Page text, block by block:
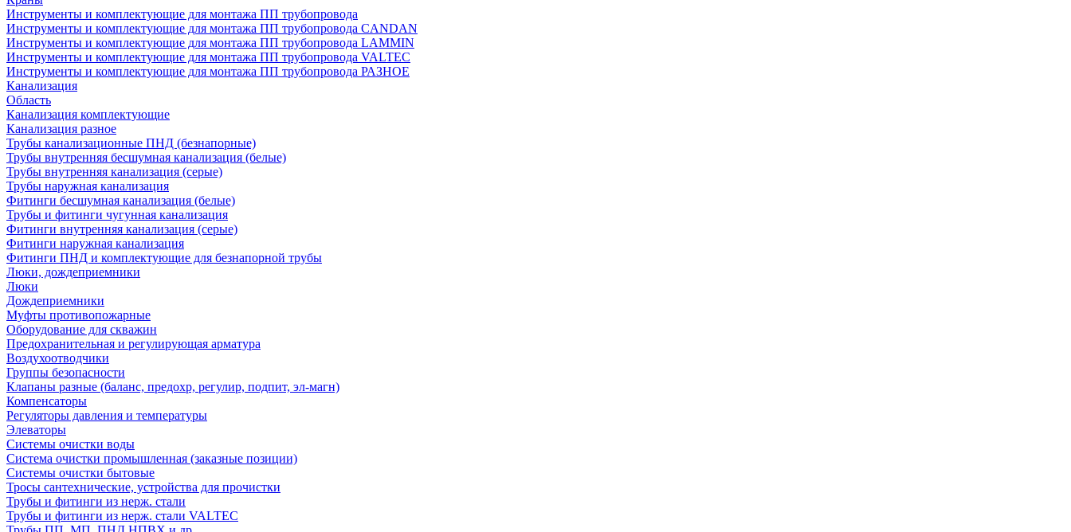
Инструменты и комплектующие для монтажа ПП трубопровода
Инструменты и комплектующие для монтажа ПП трубопровода CANDAN
Инструменты и комплектующие для монтажа ПП трубопровода LAMMIN
Инструменты и комплектующие для монтажа ПП трубопровода VALTEC
Инструменты и комплектующие для монтажа ПП трубопровода РАЗНОЕ
Канализация
Область
Канализация комплектующие
Канализация разное
Трубы канализационные ПНД (безнапорные)
Трубы внутренняя бесшумная канализация (белые)
Трубы внутренняя канализация (серые)
Трубы наружная канализация
Фитинги бесшумная канализация (белые)
Трубы и фитинги чугунная канализация
Фитинги внутренняя канализация (серые)
Фитинги наружная канализация
Фитинги ПНД и комплектующие для безнапорной трубы
Люки, дождеприемники
Люки
Дождеприемники
Муфты противопожарные
Оборудование для скважин
Предохранительная и регулирующая арматура
Воздухоотводчики
Группы безопасности
Клапаны разные (баланс, предохр, регулир, подпит, эл-магн)
Компенсаторы
Регуляторы давления и температуры
Элеваторы
Системы очистки воды
Система очистки промышленная (заказные позиции)
Системы очистки бытовые
Тросы сантехнические, устройства для прочистки
Трубы и фитинги из нерж. стали
Трубы и фитинги из нерж. стали VALTEC